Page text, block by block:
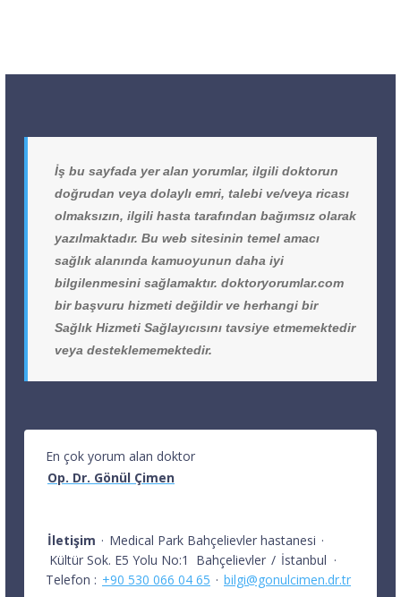
İş bu sayfada yer alan yorumlar, ilgili doktorun
doğrudan veya dolaylı emri, talebi ve/veya ricası
olmaksızın, ilgili hasta tarafından bağımsız olarak
yazılmaktadır. Bu web sitesinin temel amacı
sağlık alanında kamuoyunun daha iyi
bilgilenmesini sağlamaktır. doktoryorumlar.com
bir başvuru hizmeti değildir ve herhangi bir
Sağlık Hizmeti Sağlayıcısını tavsiye etmemektedir
veya desteklememektedir.
En çok yorum alan doktor
Op. Dr. Gönül Çimen
İletişim · Medical Park Bahçelievler hastanesi ·
Kültür Sok. E5 Yolu No:1
Bahçelievler / İstanbul ·
Telefon : +90 530 066 04 65 · bilgi@gonulcimen.dr.tr